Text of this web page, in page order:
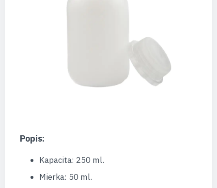
Popis:
Kapacita: 250 ml.
Mierka: 50 ml.